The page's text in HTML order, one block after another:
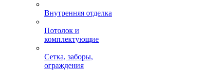
Внутренняя отделка
Потолок и
комплектующие
Сетка, заборы,
ограждения